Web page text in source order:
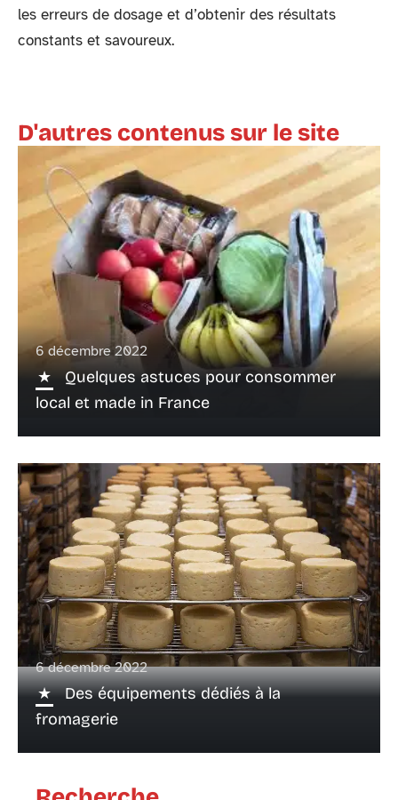
les erreurs de dosage et d’obtenir des résultats
constants et savoureux.
D'autres contenus sur le site
6 décembre 2022
Quelques astuces pour consommer
local et made in France
6 décembre 2022
Des équipements dédiés à la
fromagerie